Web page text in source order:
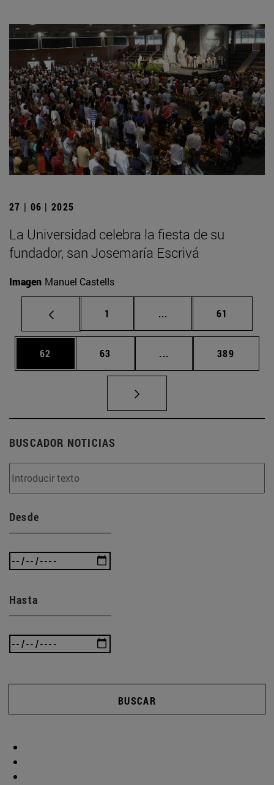
27 | 06 | 2025
La Universidad celebra la fiesta de su
fundador, san Josemaría Escrivá
Imagen Manuel Castells
Página
1 ... Páginas intermedias
Página
61
Página
62 Página
63 ... Páginas intermedias
Página
389
BUSCADOR NOTICIAS
Desde
Hasta
BUSCAR